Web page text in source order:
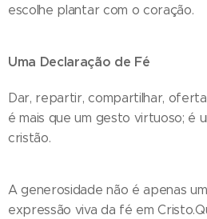
escolhe plantar com o coração.
Uma Declaração de Fé
Dar, repartir, compartilhar,
é mais que um gesto virtuoso; é
cristão.
A generosidade não é apenas
expressão viva da fé em